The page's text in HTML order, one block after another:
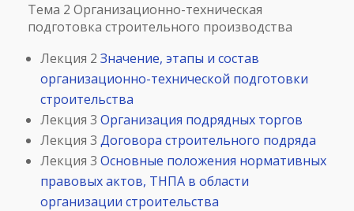
Тема 2 Организационно-техническая
подготовка строительного производства
Лекция 2 Значение, этапы и состав
организационно-технической подготовки
строительства
Лекция 3 Организация подрядных торгов
Лекция 3 Договора строительного подряда
Лекция 3 Основные положения нормативных
правовых актов, ТНПА в области
организации строительства